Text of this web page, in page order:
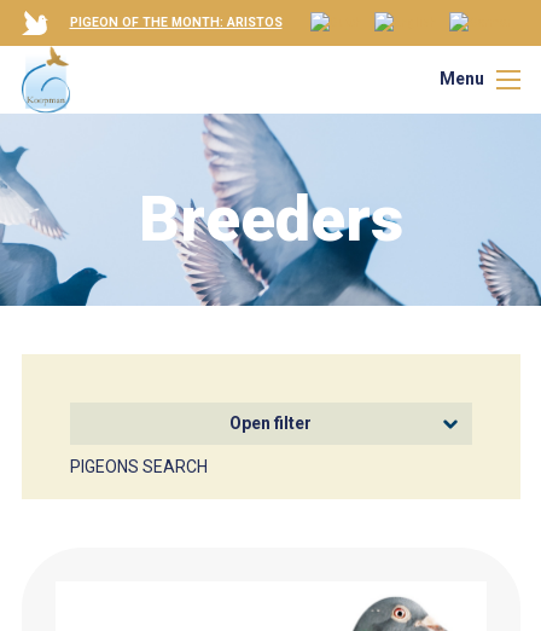
PIGEON OF THE MONTH: ARISTOS
Menu
Breeders
Open filter
PIGEONS SEARCH